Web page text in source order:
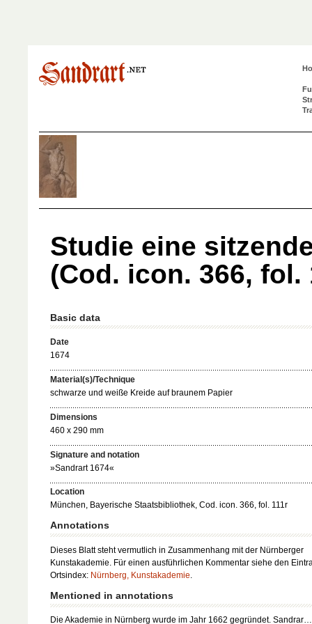
Studie eine
(Cod. icon. 366, fol.
Basic data
Date
1674
Material(s)/Technique
schwarze und weiße Kreide auf braunem Papier
Dimensions
460 x 290 mm
Signature and notation
»Sandrart 1674«
Location
München, Bayerische Staatsbibliothek, Cod. icon. 366, fol. 111r
Annotations
Dieses Blatt steht vermutlich in Zusammenhang mit der Nürnberger
Kunstakademie. Für einen ausführlichen Kommentar siehe den
Ortsindex: Nürnberg, Kunstakademie.
Mentioned in annotations
Die Akademie in Nürnberg wurde im Jahr 1662 gegründet. Sandrar…